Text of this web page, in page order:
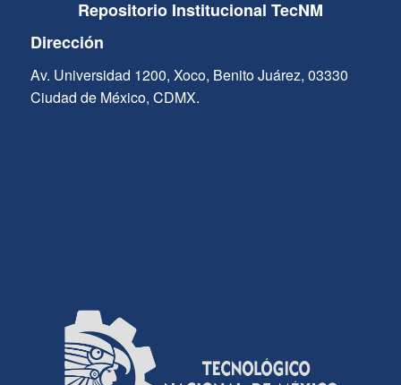
Repositorio Institucional TecNM
Dirección
Av. Universidad 1200, Xoco, Benito Juárez, 03330
Ciudad de México, CDMX.